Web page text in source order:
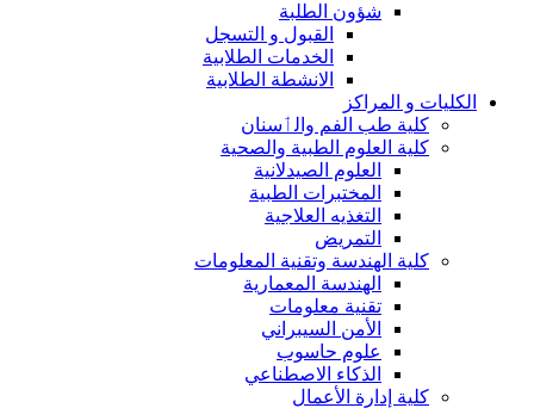
شؤون الطلبة
القبول و التسجل
الخدمات الطلابية
الانشطة الطلابية
الكليات و المراكز
كلية طب الفم والٲسنان
كلية العلوم الطبية والصحية
العلوم الصيدلانية
المختبرات الطبية
التغذيه العلاجية
التمريض
كلية الهندسة وتقنية المعلومات
الهندسة المعمارية
تقنية معلومات
الأمن السيبراني
علوم حاسوب
الذكاء الاصطناعي
كلية إدارة الأعمال